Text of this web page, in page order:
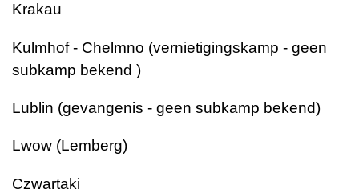
Krakau
Kulmhof - Chelmno (vernietigingskamp - geen
subkamp bekend )
Lublin (gevangenis - geen subkamp bekend)
Lwow (Lemberg)
Czwartaki